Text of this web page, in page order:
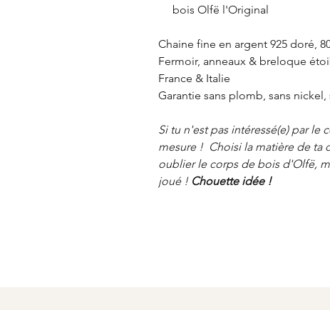
bois Olfë l'Original
Chaine fine en argent 925 doré,
Fermoir, anneaux & breloque
France & Italie
Garantie sans plomb, sans nickel,
Si tu n'est pas intéressé(e) par
mesure ! Choisi la matière de ta
oublier le corps de bois d'Olfë,
joué ! Chouette idée !